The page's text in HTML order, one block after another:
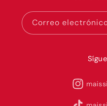
Correo